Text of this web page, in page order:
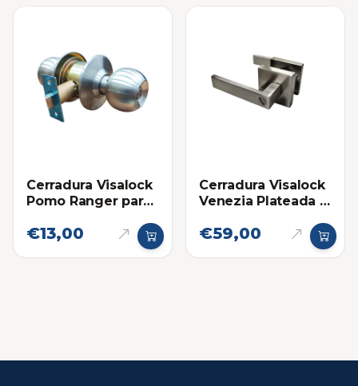
Cerradura Visalock
Pomo Ranger para
€13,00
Cerradura Visalock
Venezia Plateada -
€59,00